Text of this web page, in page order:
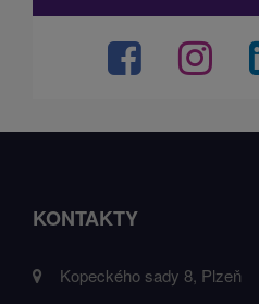
KONTAKTY
Kopeckého sady 8, Plzeň